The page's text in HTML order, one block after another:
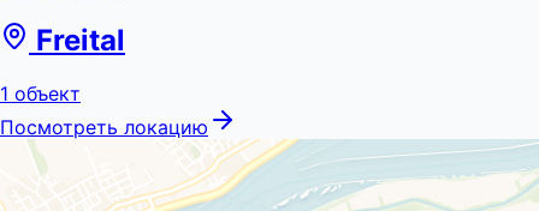
Freital
1 объект
Посмотреть локацию